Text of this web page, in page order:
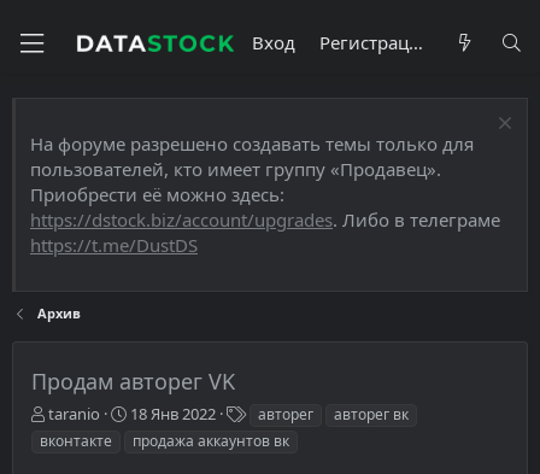
Вход Регистрация
На форуме разрешено создавать темы только для
пользователей, кто имеет группу «Продавец».
Приобрести её можно здесь:
https://dstock.biz/account/upgrades. Либо в телеграме
https://t.me/DustDS
Архив
Продам авторег VK
А
в
taranio
Д
а
18 Янв 2022
е
авторег
авторег вк
вконтакте
продажа аккаунтов вк